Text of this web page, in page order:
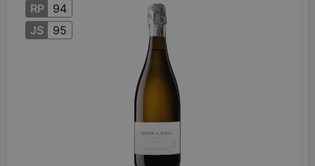
RP
94
JS
95